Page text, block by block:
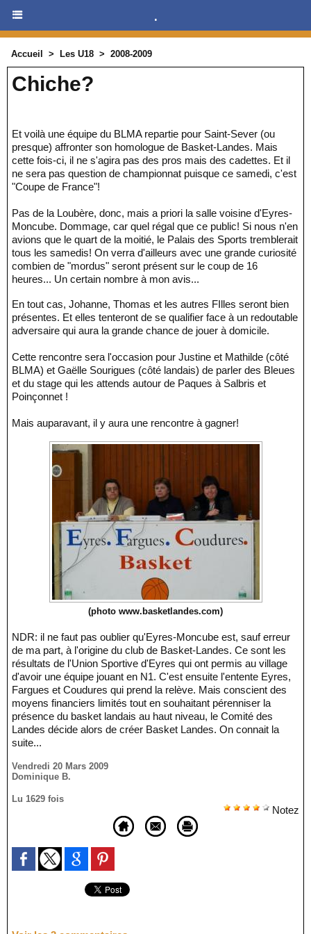
.
Accueil > Les U18 > 2008-2009
Chiche?
Et voilà une équipe du BLMA repartie pour Saint-Sever (ou
presque) affronter son homologue de Basket-Landes. Mais
cette fois-ci, il ne s'agira pas des pros mais des cadettes. Et il
ne sera pas question de championnat puisque ce samedi, c'est
"Coupe de France"!
Pas de la Loubère, donc, mais a priori la salle voisine d'Eyres-
Moncube. Dommage, car quel régal que ce public! Si nous n'en
avions que le quart de la moitié, le Palais des Sports tremblerait
tous les samedis! On verra d'ailleurs avec une grande curiosité
combien de "mordus" seront présent sur le coup de 16
heures... Un certain nombre à mon avis...
En tout cas, Johanne, Thomas et les autres FIlles seront bien
présentes. Et elles tenteront de se qualifier face à un redoutable
adversaire qui aura la grande chance de jouer à domicile.
Cette rencontre sera l'occasion pour Justine et Mathilde (côté
BLMA) et Gaëlle Sourigues (côté landais) de parler des Bleues
et du stage qui les attends autour de Paques à Salbris et
Poinçonnet !
Mais auparavant, il y aura une rencontre à gagner!
(photo www.basketlandes.com)
NDR: il ne faut pas oublier qu'Eyres-Moncube est, sauf erreur
de ma part, à l'origine du club de Basket-Landes. Ce sont les
résultats de l'Union Sportive d'Eyres qui ont permis au village
d'avoir une équipe jouant en N1. C'est ensuite l'entente Eyres,
Fargues et Coudures qui prend la relève. Mais conscient des
moyens financiers limités tout en souhaitant pérenniser la
présence du basket landais au haut niveau, le Comité des
Landes décide alors de créer Basket Landes. On connait la
suite...
Vendredi 20 Mars 2009
Dominique B.
Lu 1629 fois
Notez